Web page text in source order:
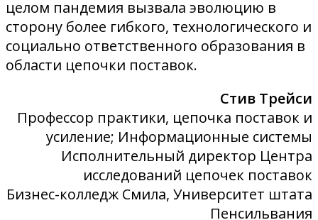
целом пандемия вызвала эволюцию в
сторону более гибкого, технологического и
социально ответственного образования в
области цепочки поставок.
Стив Трейси
Профессор практики, цепочка поставок и
усиление; Информационные системы
Исполнительный директор Центра
исследований цепочек поставок
Бизнес-колледж Смила, Университет штата
Пенсильвания